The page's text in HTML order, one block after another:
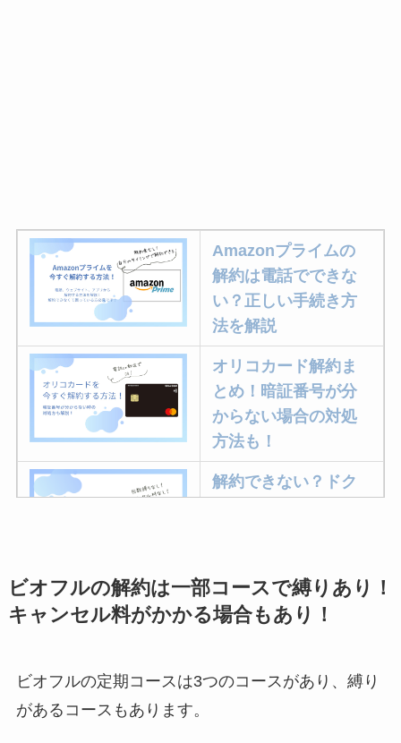
Amazonプライムの
解約は電話でできな
い？正しい手続き方
法を解説
オリコカード解約ま
とめ！暗証番号が分
からない場合の対処
方法も！
解約できない？ドク
ミュゼプラチナムの
解約方法まとめ！契
ビオフルの解約は一部コースで縛りあり！
キャンセル料がかかる場合もあり！
ビオフルの定期コースは3つのコースがあり、縛り
があるコースもあります。